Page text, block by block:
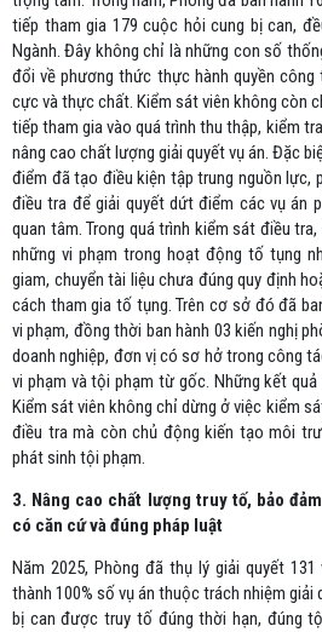
tiếp tham gia 179 cuộc hỏi cung bị can,
Ngành. Đây không chỉ là những con số
đổi về phương thức thực hành quyền
cực và thực chất. Kiểm sát viên không còn
tiếp tham gia vào quá trình thu thập, kiểm
nâng cao chất lượng giải quyết vụ án. Đặc
điểm đã tạo điều kiện tập trung nguồn lực,
điều tra để giải quyết dứt điểm các vụ án
quan tâm. Trong quá trình kiểm sát điều
những vi phạm trong hoạt động tố tụng
giam, chuyển tài liệu chưa đúng quy định
cách tham gia tố tụng. Trên cơ sở đó đã
vi phạm, đồng thời ban hành 03 kiến nghị
doanh nghiệp, đơn vị có sơ hở trong công
vi phạm và tội phạm từ gốc. Những kết
Kiểm sát viên không chỉ dừng ở việc kiểm
điều tra mà còn chủ động kiến tạo môi
phát sinh tội phạm.
3. Nâng cao chất lượng truy tố, bảo
có căn cứ và đúng pháp luật
Năm 2025, Phòng đã thụ lý giải quyết
thành 100% số vụ án thuộc trách nhiệm giải
bị can được truy tố đúng thời hạn, đúng